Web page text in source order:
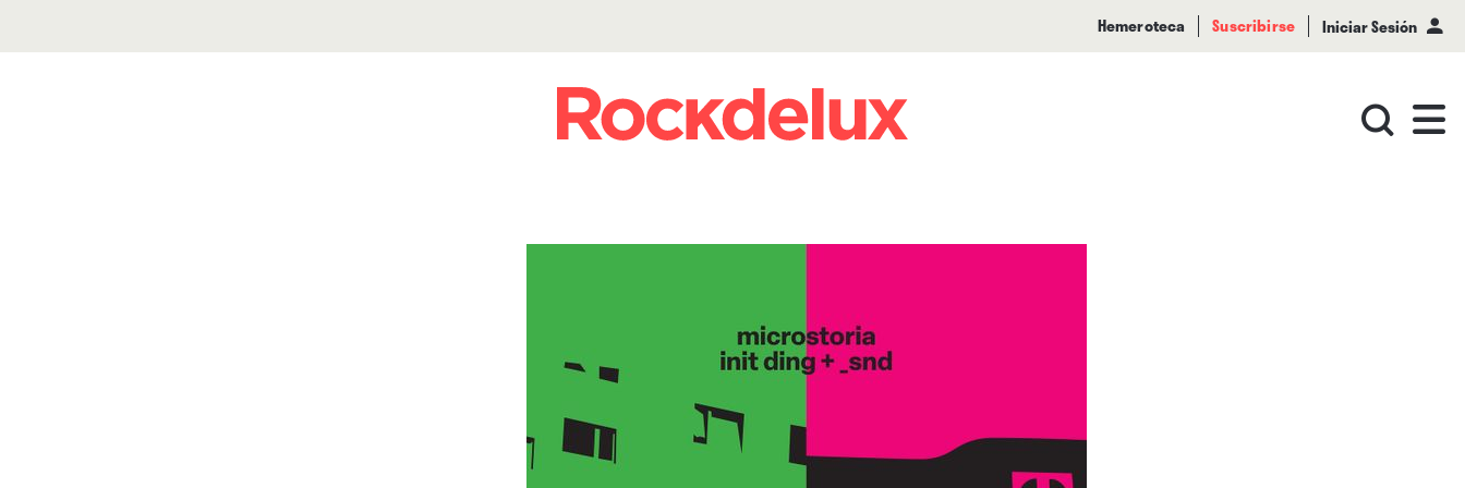
Hemeroteca Suscribirse Iniciar Sesión